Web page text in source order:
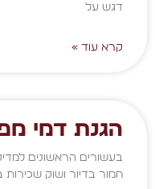
דגש על
קרא עוד »
הגנת דמי
בעשורים הראשונים
חמור בדיור ושוק שכירות